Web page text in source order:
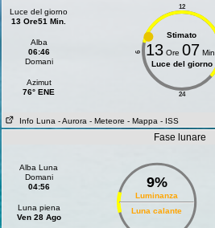
Luce del giorno
13 Ore51 Min.
Alba
06:46
Domani
Azimut
76° ENE
12
24
6
Stimato
13 Ore07 Min.
Luce del giorno
Info Luna - Aurora - Meteore - Mappa - ISS
Fase lunare
Alba Luna
Domani
04:56
Luna piena
Ven 28 Ago
9%
Luminanza
Luna calante